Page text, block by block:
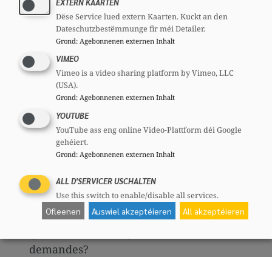
d'intégration de progresser sans
interruption vers les niveaux requis pour
l'accès à la nationalité luxembourgeoise?
Le Gouvernement envisage-t-il de
renforcer la coordination entre les
communes, les organismes de formation et
les services de l'État afin de garantir une
continuité effective de l'offre de formation
linguistique sur l'ensemble du territoire?
s'inscrire au “Sproochentest” au cours des
trois dernières années, combien de places
étaient disponibles pour chaque session et
demandes?
EXTERN KAARTEN
Dëse Service lued extern Kaarten. Kuckt an den
Dateschutzbestëmmunge fir méi Detailer.
Grond: Agebonnenen externen Inhalt
VIMEO
Vimeo is a video sharing platform by Vimeo, LLC
(USA).
Grond: Agebonnenen externen Inhalt
YOUTUBE
YouTube ass eng online Video-Plattform déi Google
gehéiert.
Grond: Agebonnenen externen Inhalt
ALL D'SERVICER USCHALTEN
Use this switch to enable/disable all services.
Ofleenen Auswiel akzeptéieren All akzeptéieren